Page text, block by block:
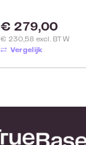
Normale prijs:
€ 279,00
€ 230,58 excl. BTW
Vergelijk